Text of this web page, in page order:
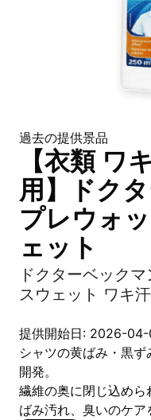
過去の提供景品
【衣類 ワ
用】ドク
プレウォ
ェット
ドクターベック
スウェット ワキ
提供開始日: 2026-
シャツの黄ばみ・黒
開発。
繊維の奥に閉じ込め
ばみ汚れ、臭いのケア